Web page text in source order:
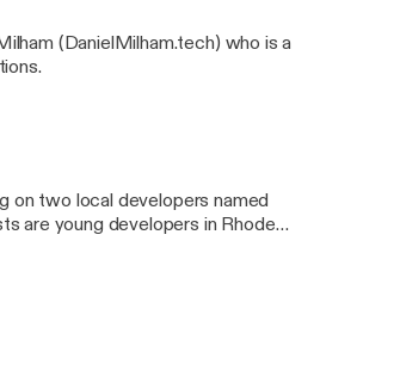
(DanielMilham.tech) who is a
on two local developers named
are young developers in Rhode